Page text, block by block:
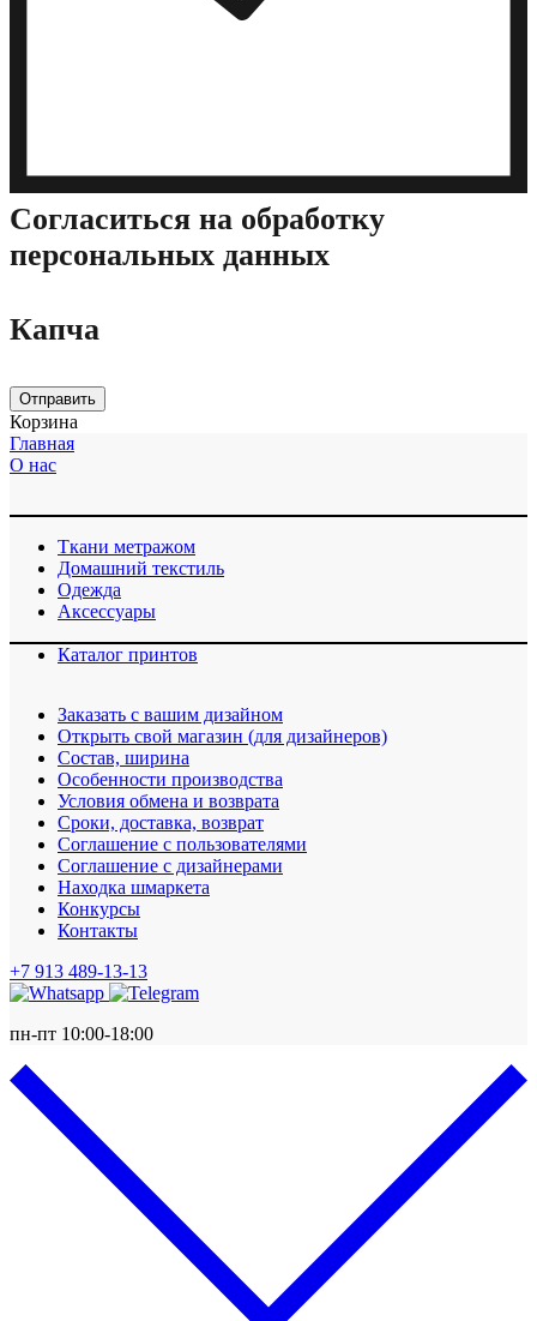
Cогласиться на обработку
персональных данных
Капча
Отправить
Корзина
Главная
О нас
Ткани метражом
Домашний текстиль
Одежда
Аксессуары
Каталог принтов
Заказать с вашим дизайном
Открыть свой магазин (для дизайнеров)
Cостав, ширина
Особенности производства
Условия обмена и возврата
Сроки, доставка, возврат
Соглашение с пользователями
Соглашение с дизайнерами
Находка шмаркета
Конкурсы
Контакты
+7 913 489-13-13
пн-пт 10:00-18:00